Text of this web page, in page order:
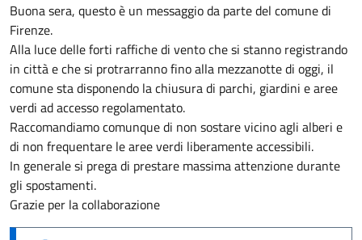
Buona sera, questo è un messaggio da parte del comune di
Firenze.
Alla luce delle forti raffiche di vento che si stanno registrando
in città e che si protrarranno fino alla mezzanotte di oggi, il
comune sta disponendo la chiusura di parchi, giardini e aree
verdi ad accesso regolamentato.
Raccomandiamo comunque di non sostare vicino agli alberi e
di non frequentare le aree verdi liberamente accessibili.
In generale si prega di prestare massima attenzione durante
gli spostamenti.